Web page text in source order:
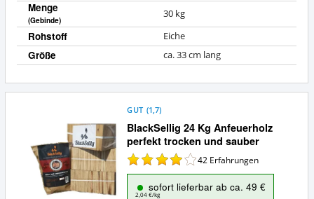
Menge
(Gebinde)
30 kg
Rohstoff Eiche
Größe ca. 33 cm lang
BlackSellig 24 Kg Anfeuerholz
perfekt trocken und sauber
GUT (1,7)
42 Erfahrungen
sofort lieferbar ab ca. 49 €
2,04 €/kg